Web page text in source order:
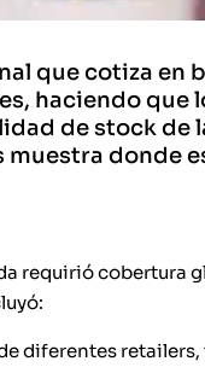
que cotiza en
haciendo que
de stock de
muestra donde
requirió cobertura
diferentes